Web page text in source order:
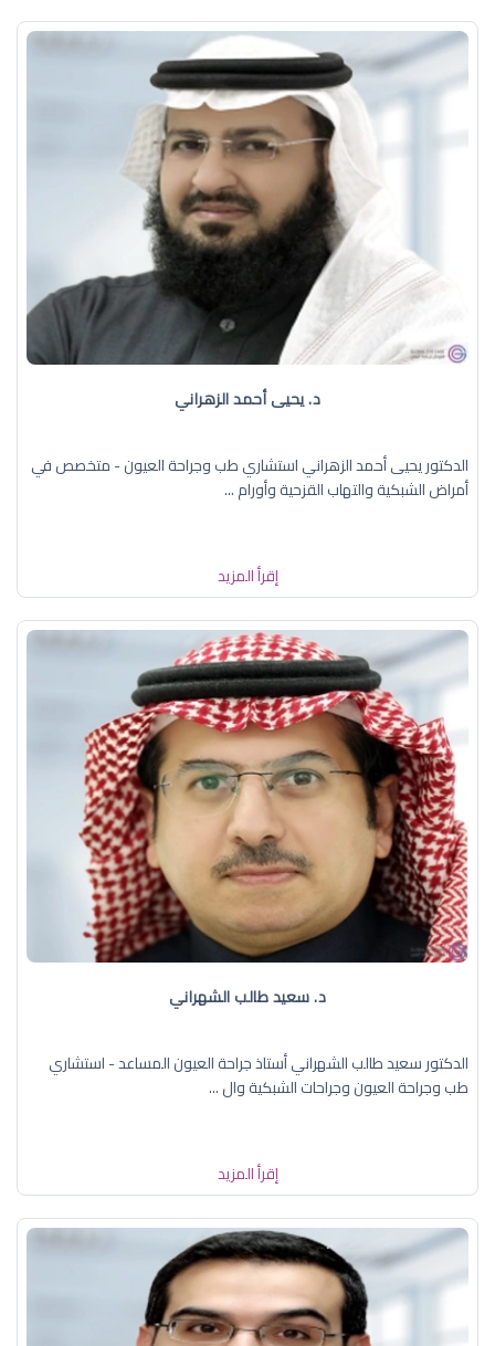
د. يحيى أحمد الزهراني
الدكتور يحيى أحمد الزهراني استشاري طب وجراحة العيون - متخصص في
أمراض الشبكية والتهاب القزحية وأورام ...
إقرأ المزيد
د. سعيد طالب الشهراني
الدكتور سعيد طالب الشهراني أستاذ جراحة العيون المساعد - استشاري
طب وجراحة العيون وجراحات الشبكية وال ...
إقرأ المزيد